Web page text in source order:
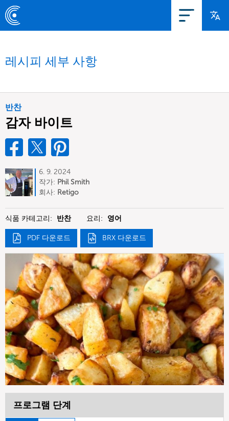
레시피 세부 사항
반찬
감자 바이트
6. 9. 2024
작가: Phil Smith
회사: Retigo
식품 카테고리: 반찬 요리: 영어
PDF 다운로드 BRX 다운로드
프로그램 단계